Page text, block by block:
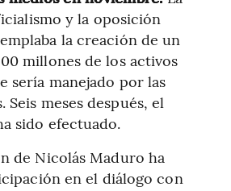
y la oposición
la creación de un
millones de los activos
sería manejado por las
Seis meses después, el
sido efectuado.
de Nicolás Maduro ha
en el diálogo con